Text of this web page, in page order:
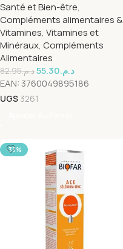
Santé et Bien-être,
Compléments alimentaires &
Vitamines, Vitamines et
Minéraux, Compléments
Alimentaires
د.م.82.95 د.م.55.30
EAN: 3760049895186
UGS 3261
-33%